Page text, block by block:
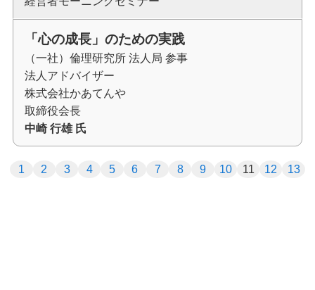
「心の成長」のための実践
（一社）倫理研究所 法人局 参事
法人アドバイザー
株式会社かあてんや
取締役会長
中崎 行雄 氏
1 2 3 4 5 6 7 8 9 10 11 12 13